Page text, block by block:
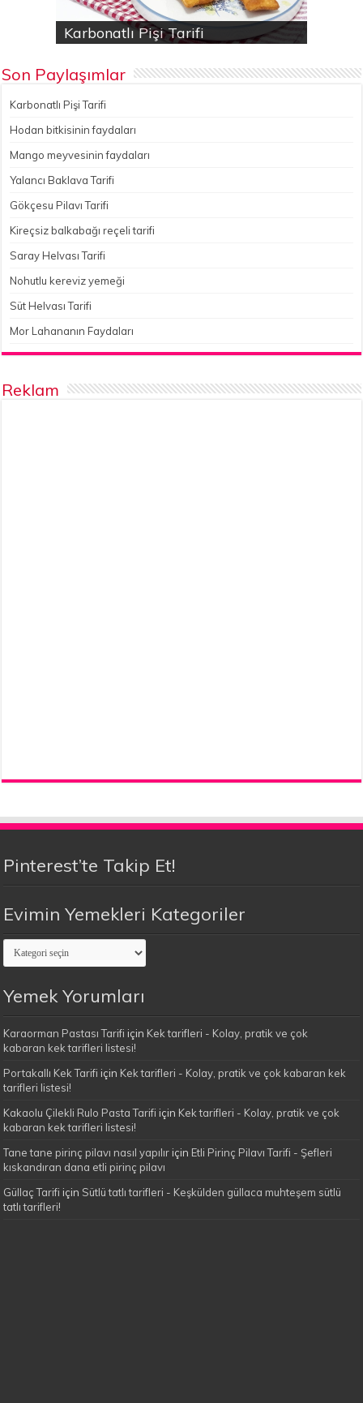
Karbonatlı Pişi Tarifi
Hodan bitkisinin faydaları
Yalancı Baklava Tarifi
Gökçesu Pilavı Tarifi
Nohutlu kereviz yemeği
Son Paylaşımlar
Karbonatlı Pişi Tarifi
Hodan bitkisinin faydaları
Mango meyvesinin faydaları
Yalancı Baklava Tarifi
Gökçesu Pilavı Tarifi
Kireçsiz balkabağı reçeli tarifi
Saray Helvası Tarifi
Nohutlu kereviz yemeği
Süt Helvası Tarifi
Mor Lahananın Faydaları
Reklam
Pinterest’te Takip Et!
Evimin Yemekleri Kategoriler
Evimin
Yemekleri
Kategoriler
Yemek Yorumları
Karaorman Pastası Tarifi için Kek tarifleri - Kolay, pratik ve çok
kabaran kek tarifleri listesi!
Portakallı Kek Tarifi için Kek tarifleri - Kolay, pratik ve çok kabaran kek
tarifleri listesi!
Kakaolu Çilekli Rulo Pasta Tarifi için Kek tarifleri - Kolay, pratik ve çok
kabaran kek tarifleri listesi!
Tane tane pirinç pilavı nasıl yapılır için Etli Pirinç Pilavı Tarifi - Şefleri
kıskandıran dana etli pirinç pilavı
Güllaç Tarifi için Sütlü tatlı tarifleri - Keşkülden güllaca muhteşem sütlü
tatlı tarifleri!